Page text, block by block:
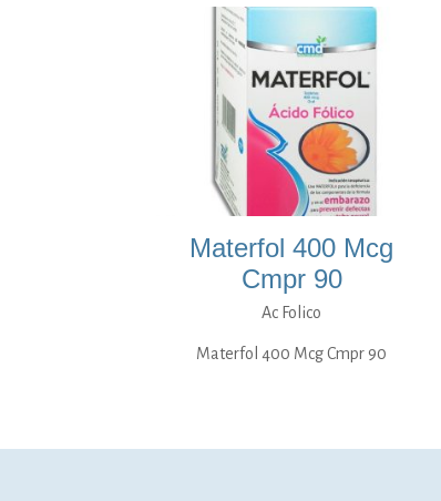
Materfol 400 Mcg
Cmpr 90
Ac Folico
Materfol 400 Mcg Cmpr 90